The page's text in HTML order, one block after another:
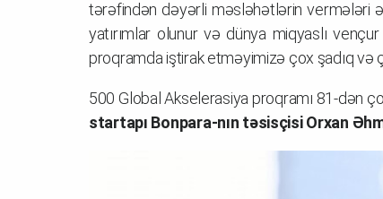
tərəfindən dəyərli məsləhətlərin vermələri
yatırımlar olunur və dünya miqyaslı
proqramda iştirak etməyimizə çox şadıq və
500 Global Akselerasiya proqramı 81-dən
startapı Bonpara-nın təsisçisi Orxan